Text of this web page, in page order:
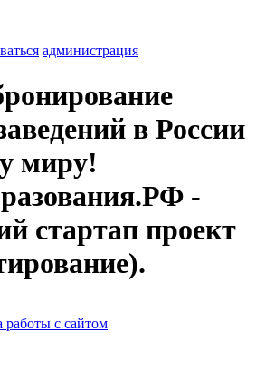
администрация
в России
миру!
-
стартап проект
работы с сайтом